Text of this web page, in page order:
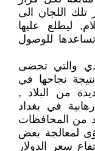
تلك اللجان الى
ليطلع عليها
للوصول
والتي تحضى
نجاحها في
من البلاد ,
في بغداد
من المحافظات
لمعالجة بعض
سعر الدولار